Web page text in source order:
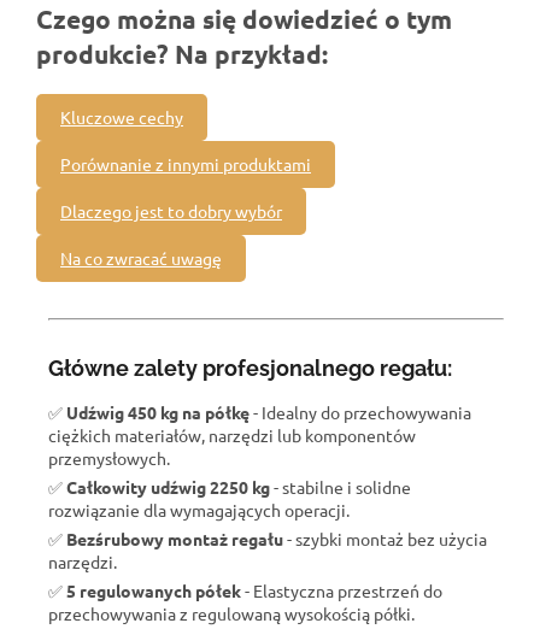
Czego można się dowiedzieć o tym
produkcie? Na przykład:
Kluczowe cechy
Porównanie z innymi produktami
Dlaczego jest to dobry wybór
Na co zwracać uwagę
Główne zalety profesjonalnego regału:
✅ Udźwig 450 kg na półkę- Idealny do przechowywania
ciężkich materiałów, narzędzi lub komponentów
przemysłowych.
✅Całkowity udźwig 2250 kg- stabilne i solidne
rozwiązanie dla wymagających operacji.
✅ Bezśrubowy montaż regału- szybki montaż bez użycia
narzędzi.
✅ 5 regulowanych półek- Elastyczna przestrzeń do
przechowywania z regulowaną wysokością półki.